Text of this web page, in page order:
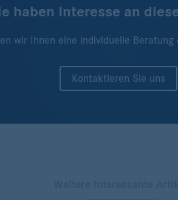
haben Interesse an
wir Ihnen eine individuelle Beratung
Kontaktieren Sie uns